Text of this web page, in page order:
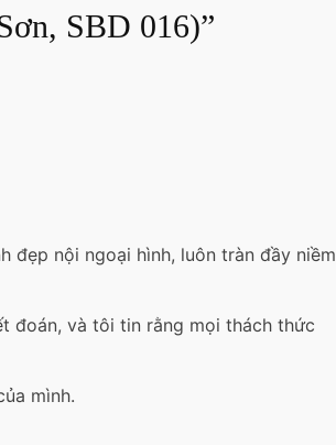
SBD 016)”
đẹp nội ngoại hình, luôn tràn đầy niềm
đoán, và tôi tin rằng mọi thách thức
mình.